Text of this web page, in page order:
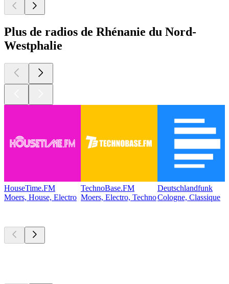
Plus de radios de Rhénanie du Nord-
Westphalie
HouseTime.FM
Moers, House, Electro
TechnoBase.FM
Moers, Electro, Techno
Deutschlandfunk
Cologne, Classique